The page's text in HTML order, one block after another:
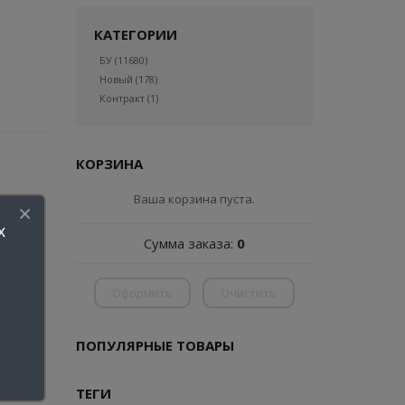
КАТЕГОРИИ
БУ (11680)
Новый (178)
Контракт (1)
КОРЗИНА
Ваша корзина пуста.
Сумма заказа: 0
ПОПУЛЯРНЫЕ ТОВАРЫ
ТЕГИ